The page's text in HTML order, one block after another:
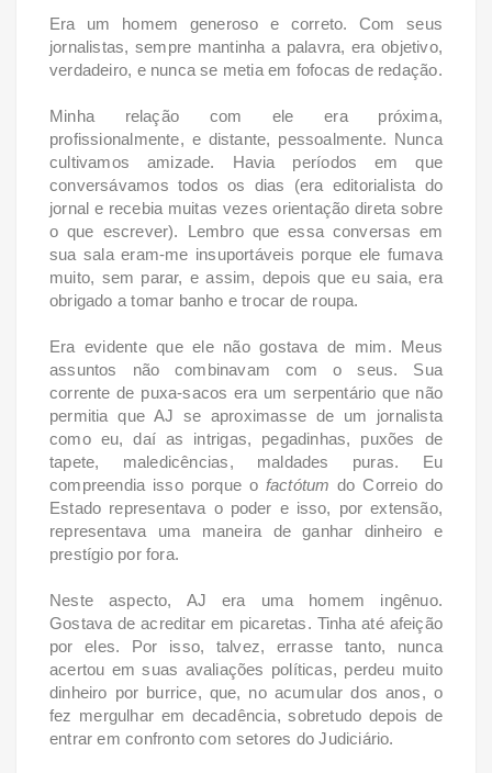
Era um homem generoso e correto. Com seus
jornalistas, sempre mantinha a palavra, era objetivo,
verdadeiro, e nunca se metia em fofocas de redação.
Minha relação com ele era próxima,
profissionalmente, e distante, pessoalmente. Nunca
cultivamos amizade. Havia períodos em que
conversávamos todos os dias (era editorialista do
jornal e recebia muitas vezes orientação direta sobre
o que escrever). Lembro que essa conversas em
sua sala eram-me insuportáveis porque ele fumava
muito, sem parar, e assim, depois que eu saia, era
obrigado a tomar banho e trocar de roupa.
Era evidente que ele não gostava de mim. Meus
assuntos não combinavam com o seus. Sua
corrente de puxa-sacos era um serpentário que não
permitia que AJ se aproximasse de um jornalista
como eu, daí as intrigas, pegadinhas, puxões de
tapete, maledicências, maldades puras. Eu
compreendia isso porque o factótum do Correio do
Estado representava o poder e isso, por extensão,
representava uma maneira de ganhar dinheiro e
prestígio por fora.
Neste aspecto, AJ era uma homem ingênuo.
Gostava de acreditar em picaretas. Tinha até afeição
por eles. Por isso, talvez, errasse tanto, nunca
acertou em suas avaliações políticas, perdeu muito
dinheiro por burrice, que, no acumular dos anos, o
fez mergulhar em decadência, sobretudo depois de
entrar em confronto com setores do Judiciário.